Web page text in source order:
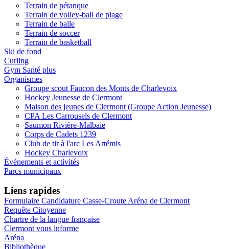
Terrain de pétanque
Terrain de volley-ball de plage
Terrain de balle
Terrain de soccer
Terrain de basketball
Ski de fond
Curling
Gym Santé plus
Organismes
Groupe scout Faucon des Monts de Charlevoix
Hockey Jeunesse de Clermont
Maison des jeunes de Clermont (Groupe Action Jeunesse)
CPA Les Carrousels de Clermont
Saumon Rivière-Malbaie
Corps de Cadets 1239
Club de tir à l'arc Les Artémis
Hockey Charlevoix
Événements et activités
Parcs municipaux
Liens rapides
Formulaire Candidature Casse-Croute Aréna de Clermont
Requête Citoyenne
Chartre de la langue française
Clermont vous informe
Aréna
Bibliothèque